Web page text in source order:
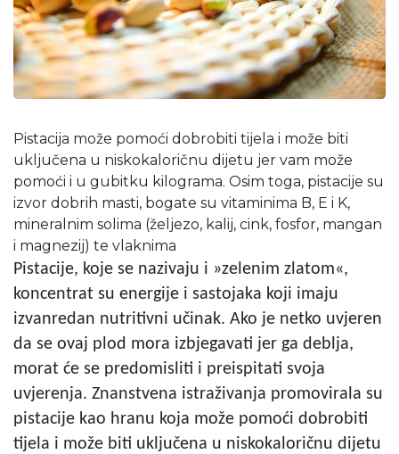
Pistacija može pomoći dobrobiti tijela i može biti
uključena u niskokaloričnu dijetu jer vam može
pomoći i u gubitku kilograma. Osim toga, pistacije su
izvor dobrih masti, bogate su vitaminima B, E i K,
mineralnim solima (željezo, kalij, cink, fosfor, mangan
i magnezij) te vlaknima
Pistacije, koje se nazivaju i »zelenim zlatom«,
koncentrat su energije i sastojaka koji imaju
izvanredan nutritivni učinak. Ako je netko uvjeren
da se ovaj plod mora izbjegavati jer ga deblja,
morat će se predomisliti i preispitati svoja
uvjerenja. Znanstvena istraživanja promovirala su
pistacije kao hranu koja može pomoći dobrobiti
tijela i može biti uključena u niskokaloričnu dijetu